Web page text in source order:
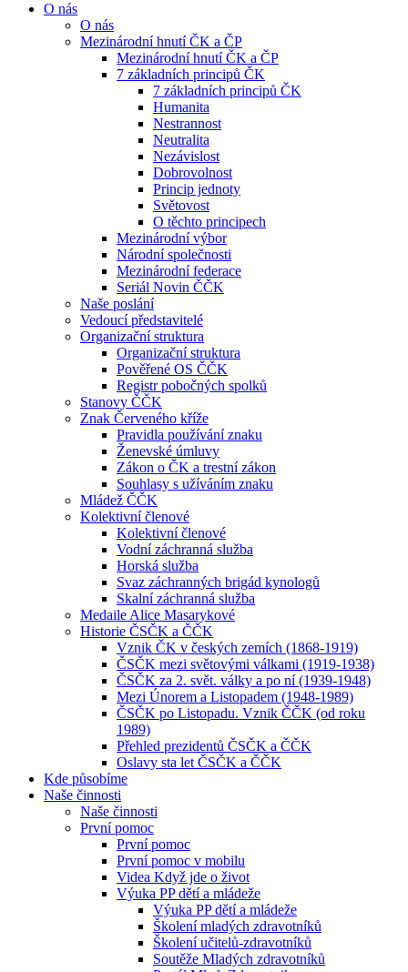
O nás
O nás
Mezinárodní hnutí ČK a ČP
Mezinárodní hnutí ČK a ČP
7 základních principů ČK
7 základních principů ČK
Humanita
Nestrannost
Neutralita
Nezávislost
Dobrovolnost
Princip jednoty
Světovost
O těchto principech
Mezinárodní výbor
Národní společnosti
Mezinárodní federace
Seriál Novin ČČK
Naše poslání
Vedoucí představitelé
Organizační struktura
Organizační struktura
Pověřené OS ČČK
Registr pobočných spolků
Stanovy ČČK
Znak Červeného kříže
Pravidla používání znaku
Ženevské úmluvy
Zákon o ČK a trestní zákon
Souhlasy s užíváním znaku
Mládež ČČK
Kolektivní členové
Kolektivní členové
Vodní záchranná služba
Horská služba
Svaz záchranných brigád kynologů
Skalní záchranná služba
Medaile Alice Masarykové
Historie ČSČK a ČČK
Vznik ČK v českých zemích (1868-1919)
ČSČK mezi světovými válkami (1919-1938)
ČSČK za 2. svět. války a po ní (1939-1948)
Mezi Únorem a Listopadem (1948-1989)
ČSČK po Listopadu. Vznik ČČK (od roku
1989)
Přehled prezidentů ČSČK a ČČK
Oslavy sta let ČSČK a ČČK
Kde působíme
Naše činnosti
Naše činnosti
První pomoc
První pomoc
První pomoc v mobilu
Videa Když jde o život
Výuka PP dětí a mládeže
Výuka PP dětí a mládeže
Školení mladých zdravotníků
Školení učitelů-zdravotníků
Soutěže Mladých zdravotníků